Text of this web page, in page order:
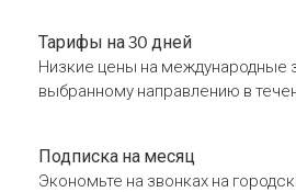
Тарифы на 30 дней
Низкие цены на международные
выбранному направлению в
Подписка на месяц
Экономьте на звонках на